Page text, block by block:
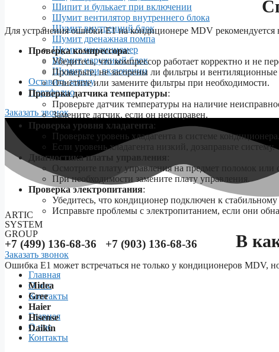
Шипит и булькает при включении
Шумит вентилятор внутреннего блока
Шумит внутренний блок
Шумит дренажная помпа
Шумит кондиционер
Шумит наружный блок
Шумит при включении
Оставить заявку
Портфолио
Заказать звонок
ARTIC
SYSTEM
GROUP
+7 (499) 136-68-36 +7 (903) 136-68-36
Заказать звонок
Главная
О нас
Контакты
Menu
Главная
О нас
Контакты
Для устранения ошибки E1 на кондиционере MDV
Проверка компрессора:
Убедитесь, что компрессор работает корректно и не
Проверьте, не засорены ли фильтры и вентиляционные
Очистите или замените фильтры при необходимости.
Проверка датчика температуры:
Проверьте датчик температуры на наличие
Замените датчик, если он неисправен.
Проверка уровня хладагента:
Проверьте уровень хладагента в системе кондиционера.
Если уровень хладагента низкий, дозаправьте систему.
Диагностика платы управления
Осмотрите плату управления на предмет поломок или
При необходимости замените плату управления.
Проверка электропитания:
Убедитесь, что кондиционер подключен к
Исправьте проблемы с электропитанием, если они
В
Ошибка E1 может встречаться не только у кондиционеров MDV,
Midea
Gree
Haier
Hisense
Daikin